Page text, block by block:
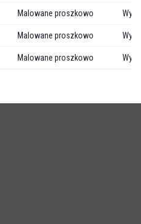
Malowane proszkowo
Malowane proszkowo
Malowane proszkowo